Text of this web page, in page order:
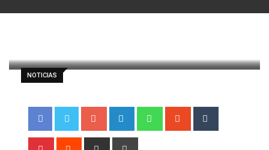
NOTICIAS
paul
14 noviembre, 2013
Google+ LinkedIn WhatsappStumbleUpon
Pinterest Reddit
Share